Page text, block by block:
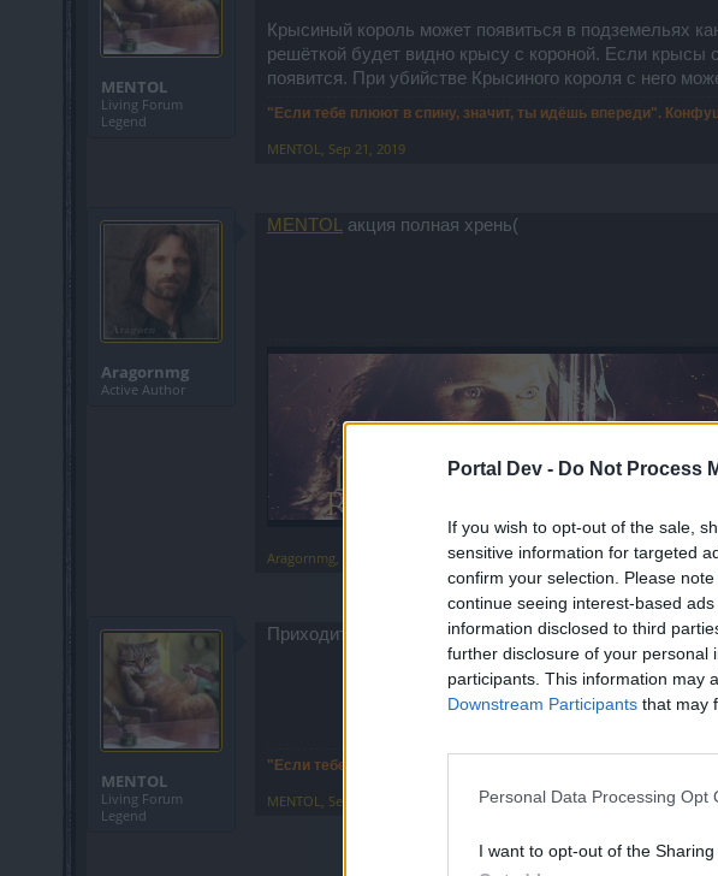
Portal Dev - Do Not Process
If you wish to opt-out of the sale,
sensitive information for targeted
confirm your selection. Please
continue seeing interest-based
information disclosed to third
further disclosure of your personal
participants. This information may
Downstream Participants that may
Personal Data Processing Opt
I want to opt-out of the
MENTOL
Living Forum
Legend
Крысиный король может появиться в подземельях
решёткой будет видно крысу с короной. Если крысы
появится. При убийстве Крысиного короля с него
"Если тебе плюют в спину, значит, ты идёшь впереди".
MENTOL Sep 21, 2019
Aragornmg
Active Author
MENTOL акция полная хрень(
Aragornmg
MENTOL
Living Forum
Legend
Приходится довольствоваться той акцией, которая
"Если тебе плюют в спину, значит, ты идёшь впереди".
MENTOL Sep 21, 2019